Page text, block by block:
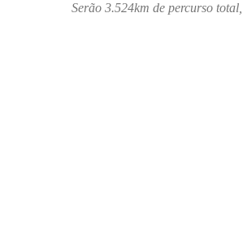
Serão 3.524km de percurso